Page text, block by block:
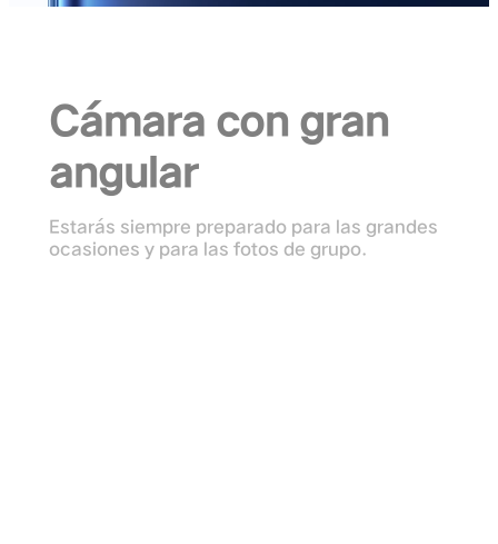
Cámara con gran
angular
Estarás siempre preparado para las grandes
ocasiones y para las fotos de grupo.